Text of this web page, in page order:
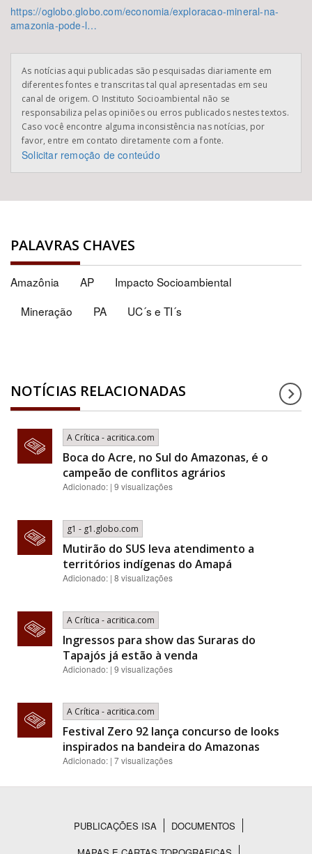
https://oglobo.globo.com/economia/exploracao-mineral-na-
amazonia-pode-l…
As notícias aqui publicadas são pesquisadas diariamente em
diferentes fontes e transcritas tal qual apresentadas em seu
canal de origem. O Instituto Socioambiental não se
responsabiliza pelas opiniões ou erros publicados nestes textos.
Caso você encontre alguma inconsistência nas notícias, por
favor, entre em contato diretamente com a fonte.
Solicitar remoção de conteúdo
PALAVRAS CHAVES
Amazônia AP
Impacto Socioambiental
Mineração
PA UC´s e TI´s
NOTÍCIAS RELACIONADAS
A Crítica - acritica.com
Boca do Acre, no Sul do Amazonas, é o
campeão de conflitos agrários
Adicionado: | 9 visualizações
g1 - g1.globo.com
Mutirão do SUS leva atendimento a
territórios indígenas do Amapá
Adicionado: | 8 visualizações
A Crítica - acritica.com
Ingressos para show das Suraras do
Tapajós já estão à venda
Adicionado: | 9 visualizações
A Crítica - acritica.com
Festival Zero 92 lança concurso de looks
inspirados na bandeira do Amazonas
Adicionado: | 7 visualizações
Rodapé
PUBLICAÇÕES ISA
DOCUMENTOS